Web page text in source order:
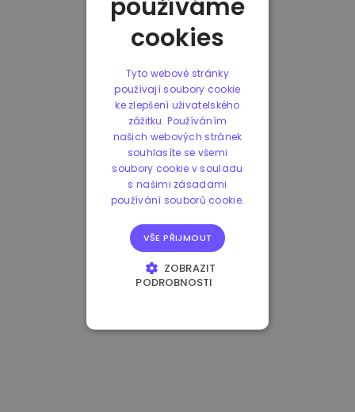
používáme
cookies
Tyto webové stránky
používají soubory cookie
ke zlepšení uživatelského
zážitku. Používáním
našich webových stránek
souhlasíte se všemi
soubory cookie v souladu
s našimi zásadami
používání souborů cookie.
VŠE PŘIJMOUT
ZOBRAZIT
PODROBNOSTI